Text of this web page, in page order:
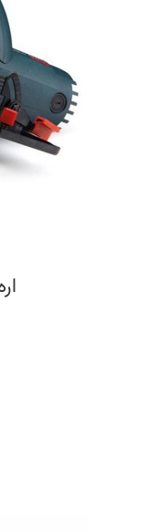
پرقدرت و سبک مجهز به
آلومینیوم مجهز به کلید
مجهز به دکمه قفل کن برای
جهت طول عمر بیشتر